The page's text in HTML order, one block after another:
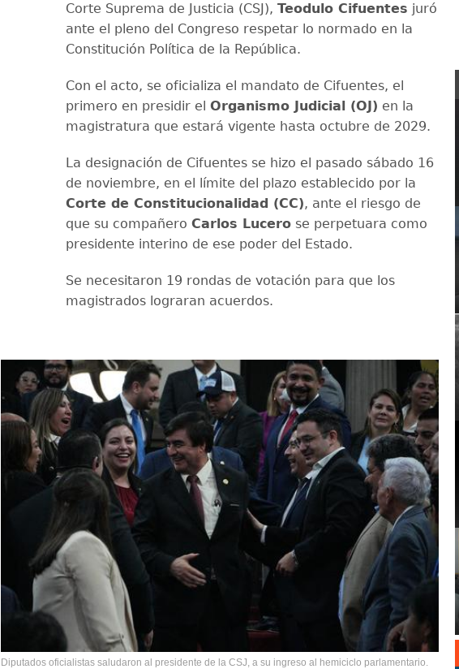
Corte Suprema de Justicia (CSJ), Teodulo Cifuentes juró
ante el pleno del Congreso respetar lo normado en la
Constitución Política de la República.
Con el acto, se oficializa el mandato de Cifuentes, el
primero en presidir el Organismo Judicial (OJ) en la
magistratura que estará vigente hasta octubre de 2029.
La designación de Cifuentes se hizo el pasado sábado 16
de noviembre, en el límite del plazo establecido por la
Corte de Constitucionalidad (CC), ante el riesgo de
que su compañero Carlos Lucero se perpetuara como
presidente interino de ese poder del Estado.
Se necesitaron 19 rondas de votación para que los
magistrados lograran acuerdos.
Diputados oficialistas saludaron al presidente de la CSJ, a su ingreso al hemiciclo parlamentario.